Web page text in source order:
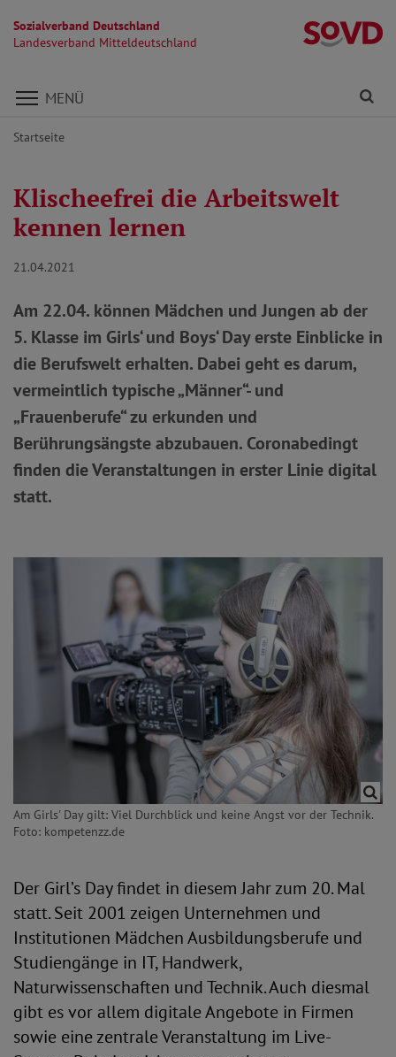
Sozialverband Deutschland
Landesverband Mitteldeutschland
Direkt zu den Inhalten springen
MENÜ
Startseite
Klischeefrei die Arbeitswelt
kennen lernen
21.04.2021
Am 22.04. können Mädchen und Jungen ab der
5. Klasse im Girls‘ und Boys‘ Day erste Einblicke in
die Berufswelt erhalten. Dabei geht es darum,
vermeintlich typische „Männer“- und
„Frauenberufe“ zu erkunden und
Berührungsängste abzubauen. Coronabedingt
finden die Veranstaltungen in erster Linie digital
statt.
Am Girls' Day gilt: Viel Durchblick und keine Angst vor der Technik.
Foto: kompetenzz.de
Der Girl’s Day findet in diesem Jahr zum 20. Mal
statt. Seit 2001 zeigen Unternehmen und
Institutionen Mädchen Ausbildungsberufe und
Studiengänge in IT, Handwerk,
Naturwissenschaften und Technik. Auch diesmal
gibt es vor allem digitale Angebote in Firmen
sowie eine zentrale Veranstaltung im Live-